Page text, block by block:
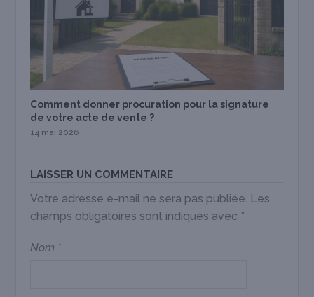
Comment donner procuration pour la signature
de votre acte de vente ?
14 mai 2026
LAISSER UN COMMENTAIRE
Votre adresse e-mail ne sera pas publiée. Les
champs obligatoires sont indiqués avec *
Nom *